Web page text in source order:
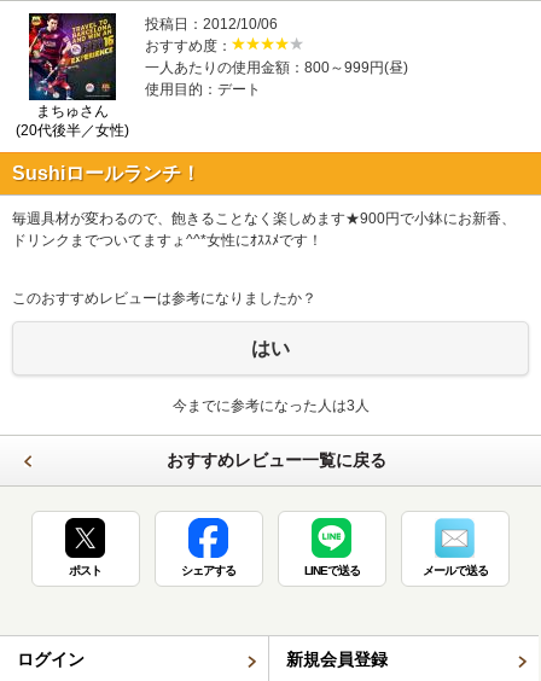
まちゅさん
(20代後半／女性)
投稿日：2012/10/06
おすすめ度：
一人あたりの使用金額：800～999円(昼)
使用目的：デート
Sushiロールランチ！
毎週具材が変わるので、飽きることなく楽しめます★900円で小鉢にお新香、
ドリンクまでついてますょ^^*女性にｵｽｽﾒです！
このおすすめレビューは参考になりましたか？
はい
今までに参考になった人は3人
おすすめレビュー一覧に戻る
ポスト シェアする LINEで送る メールで送る
ログイン 新規会員登録